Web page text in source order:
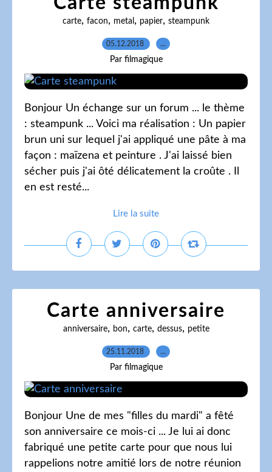
carte, facon, metal , papier, steampunk
05.12.2018 …
Par filmagique
Bonjour Un échange sur un forum ... le thème
: steampunk ... Voici ma réalisation : Un papier
brun uni sur lequel j'ai appliqué une pâte à ma
façon : maïzena et peinture . J'ai laissé bien
sécher puis j'ai ôté délicatement la croûte . Il
en est resté...
Lire la suite
Carte anniversaire
anniversaire, bon, carte, dessus, petite
25.11.2018 …
Par filmagique
Bonjour Une de mes "filles du mardi" a fêté
son anniversaire ce mois-ci ... Je lui ai donc
fabriqué une petite carte pour que nous lui
rappelions notre amitié lors de notre réunion